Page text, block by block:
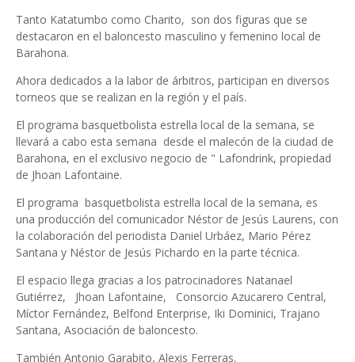
Tanto Katatumbo como Charito, son dos figuras que se
destacaron en el baloncesto masculino y femenino local de
Barahona.
Ahora dedicados a la labor de árbitros, participan en diversos
torneos que se realizan en la región y el país.
El programa basquetbolista estrella local de la semana, se
llevará a cabo esta semana desde el malecón de la ciudad de
Barahona, en el exclusivo negocio de " Lafondrink, propiedad
de Jhoan Lafontaine.
El programa basquetbolista estrella local de la semana, es
una producción del comunicador Néstor de Jesús Laurens, con
la colaboración del periodista Daniel Urbáez, Mario Pérez
Santana y Néstor de Jesús Pichardo en la parte técnica.
El espacio llega gracias a los patrocinadores Natanael
Gutiérrez, Jhoan Lafontaine, Consorcio Azucarero Central,
Míctor Fernández, Belfond Enterprise, Iki Dominici, Trajano
Santana, Asociación de baloncesto.
También Antonio Garabito, Alexis Ferreras.